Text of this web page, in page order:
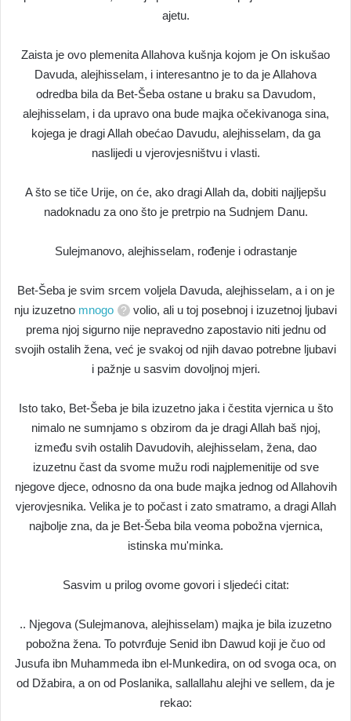
ajetu.
Zaista je ovo plemenita Allahova kušnja kojom je On iskušao
Davuda, alejhisselam, i interesantno je to da je Allahova
odredba bila da Bet-Šeba ostane u braku sa Davudom,
alejhisselam, i da upravo ona bude majka očekivanoga sina,
kojega je dragi Allah obećao Davudu, alejhisselam, da ga
naslijedi u vjerovjesništvu i vlasti.
A što se tiče Urije, on će, ako dragi Allah da, dobiti najljepšu
nadoknadu za ono što je pretrpio na Sudnjem Danu.
Sulejmanovo, alejhisselam, rođenje i odrastanje
Bet-Šeba je svim srcem voljela Davuda, alejhisselam, a i on je
nju izuzetno mnogo
volio, ali u toj posebnoj i izuzetnoj ljubavi
prema njoj sigurno nije nepravedno zapostavio niti jednu od
svojih ostalih žena, već je svakoj od njih davao potrebne ljubavi
i pažnje u sasvim dovoljnoj mjeri.
Isto tako, Bet-Šeba je bila izuzetno jaka i čestita vjernica u što
nimalo ne sumnjamo s obzirom da je dragi Allah baš njoj,
između svih ostalih Davudovih, alejhisselam, žena, dao
izuzetnu čast da svome mužu rodi najplemenitije od sve
njegove djece, odnosno da ona bude majka jednog od Allahovih
vjerovjesnika. Velika je to počast i zato smatramo, a dragi Allah
najbolje zna, da je Bet-Šeba bila veoma pobožna vjernica,
istinska mu'minka.
Sasvim u prilog ovome govori i sljedeći citat:
.. Njegova (Sulejmanova, alejhisselam) majka je bila izuzetno
pobožna žena. To potvrđuje Senid ibn Dawud koji je čuo od
Jusufa ibn Muhammeda ibn el-Munkedira, on od svoga oca, on
od Džabira, a on od Poslanika, sallallahu alejhi ve sellem, da je
rekao: